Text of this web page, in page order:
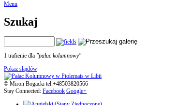
Menu
Szukaj
1 trafienie dla "pałac kolumnowy"
Pokaz slajdów
© Miron Bogacki tel.+48503820566
Stay Connected: Facebook Google+